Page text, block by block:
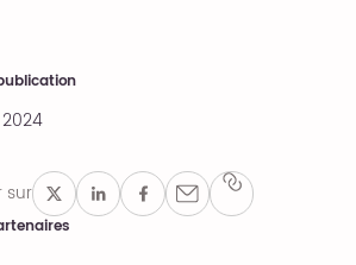
sur